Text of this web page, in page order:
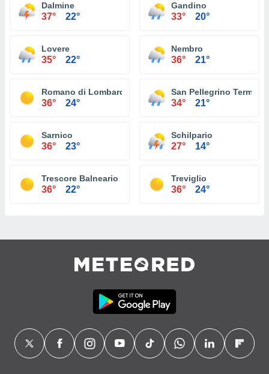
Dalmine
37° 22°
Gandino
33° 20°
Lovere
35° 22°
Nembro
36° 21°
Romano di Lombardia
36° 24°
San Pellegrino Terme
34° 21°
Sarnico
36° 23°
Schilpario
27° 14°
Trescore Balneario
36° 22°
Treviglio
36° 24°